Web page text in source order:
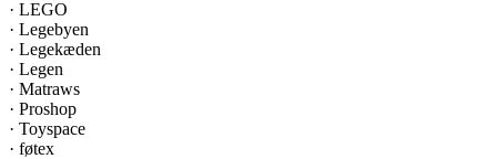
· LEGO
· Legebyen
· Legekæden
· Legen
· Matraws
· Proshop
· Toyspace
· føtex